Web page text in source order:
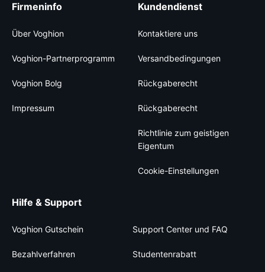
Firmeninfo
Über Voghion
Voghion-Partnerprogramm
Voghion Bolg
Impressum
Kundendienst
Kontaktiere uns
Versandbedingungen
Rückgaberecht
Rückgaberecht
Richtlinie zum geistigen
Eigentum
Cookie-Einstellungen
Hilfe & Support
Voghion Gutschein Support Center und FAQ
Bezahlverfahren Studentenrabatt